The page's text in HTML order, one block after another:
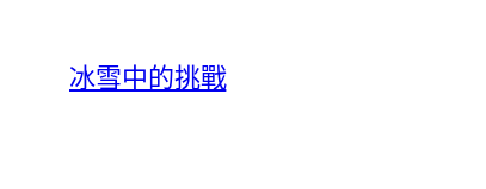
冰雪中的挑戰